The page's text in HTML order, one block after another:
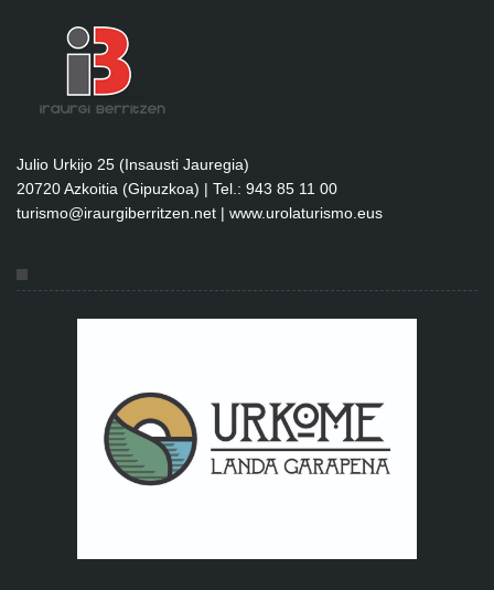
Julio Urkijo 25 (Insausti Jauregia)
20720 Azkoitia (Gipuzkoa) | Tel.: 943 85 11 00
turismo@iraurgiberritzen.net | www.urolaturismo.eus